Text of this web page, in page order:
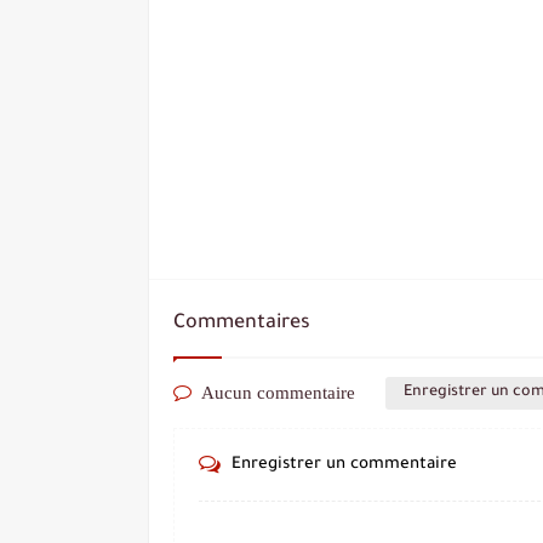
Commentaires
Aucun commentaire Enregistrer un
Enregistrer un commentaire